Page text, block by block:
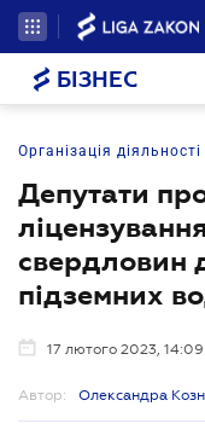
БІЗНЕС
Організація
Депутати
свердловин
підземних
17 лютого 2023, 14:09
Автор: Олександра